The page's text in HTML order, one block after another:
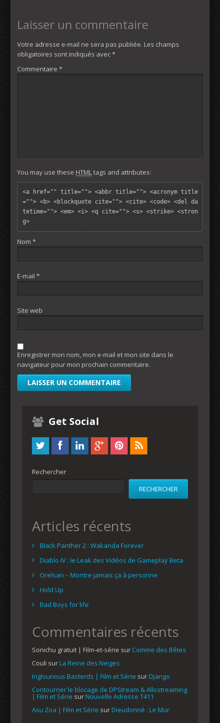
Laisser un commentaire
Votre adresse e-mail ne sera pas publiée. Les champs
obligatoires sont indiqués avec*
Commentaire *
You may use these HTMLtags and attributes:
<a href="" title=""> <abbr title=""> <acronym title
=""> <b> <blockquote cite=""> <cite> <code> <del da
tetime=""> <em> <i> <q cite=""> <s> <strike> <stron
g>
Nom *
E-mail *
Site web
Enregistrer mon nom, mon e-mail et mon site dans le
navigateur pour mon prochain commentaire.
Get Social
Rechercher
RECHERCHER
Articles récents
Black Panther 2 : Wakanda Forever
Diablo IV : le Leak des Vidéos de Gameplay Beta
Orelsan – Montre jamais ça à personne
Hold Up
Bad Boys for life
Commentaires récents
Sonichu gratuit | Film-et-série sur Comme des Bêtes
Couli surLa Reine des Neiges
Inglourious Basterds | Film et Série surDjango
Contourner le blocage de DPStream & Allostreaming
| Film et Série surNouvelle Adresse T411
Asu Zoa | Film et Série surDieudonné : Le Mur